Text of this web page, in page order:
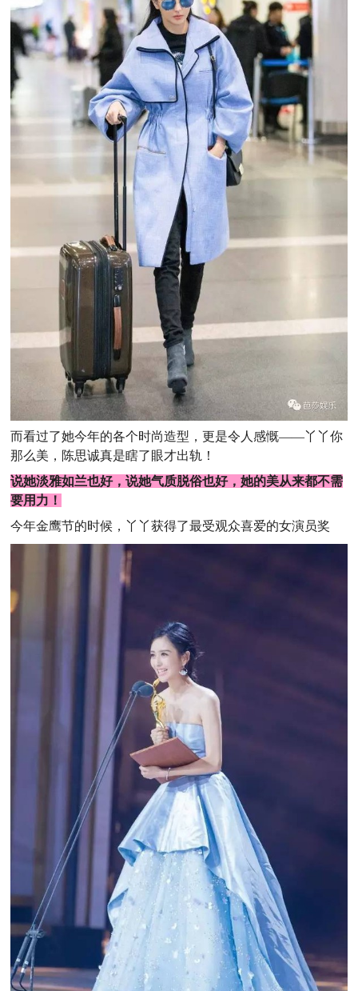
而看过了她今年的各个时尚造型，更是令人感慨——丫丫你
那么美，陈思诚真是瞎了眼才出轨！
说她淡雅如兰也好，说她气质脱俗也好，她的美从来都不需
要用力！
今年金鹰节的时候，丫丫获得了最受观众喜爱的女演员奖